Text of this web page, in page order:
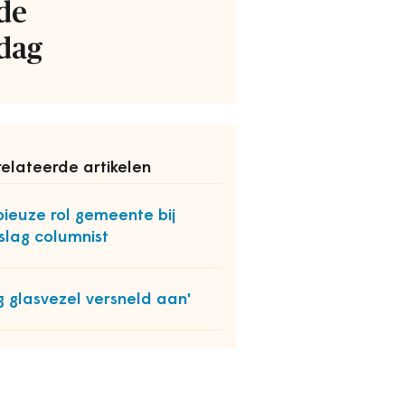
artikelen
rol gemeente bij
columnist
glasvezel versneld aan'